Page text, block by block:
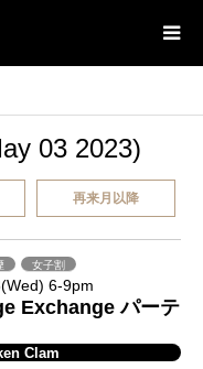
03 2023)
再来月以降
女子割
6-9pm
Exchange パーテ
Clam